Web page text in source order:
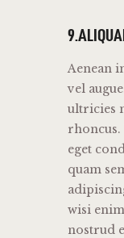
Aenean
vel
ultricies
rhoncus.
eget
quam
wisi
nostrud